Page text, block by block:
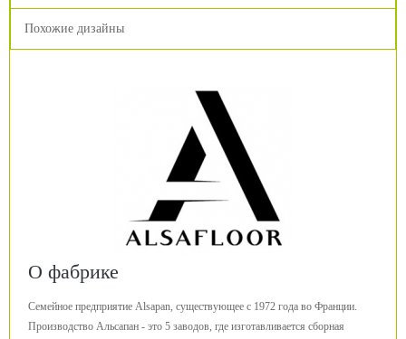
Похожие дизайны
О фабрике
Семейное предприятие Alsapan, существующее с 1972 года во Франции.
Производство Альсапан - это 5 заводов, где изготавливается сборная